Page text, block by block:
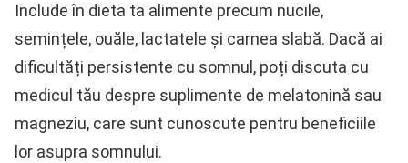
Include în dieta ta alimente precum nucile,
semințele, ouăle, lactatele și carnea slabă. Dacă ai
dificultăți persistente cu somnul, poți discuta cu
medicul tău despre suplimente de melatonină sau
magneziu, care sunt cunoscute pentru beneficiile
lor asupra somnului.